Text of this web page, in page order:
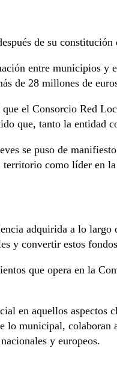
de su
entre municipios
de 28 millones de
el Consorcio Red
que, tanto la entidad
se puso de
como líder en
adquirida a lo
y convertir estos
que opera en la
en aquellos
lo municipal, colaboran
y europeos.